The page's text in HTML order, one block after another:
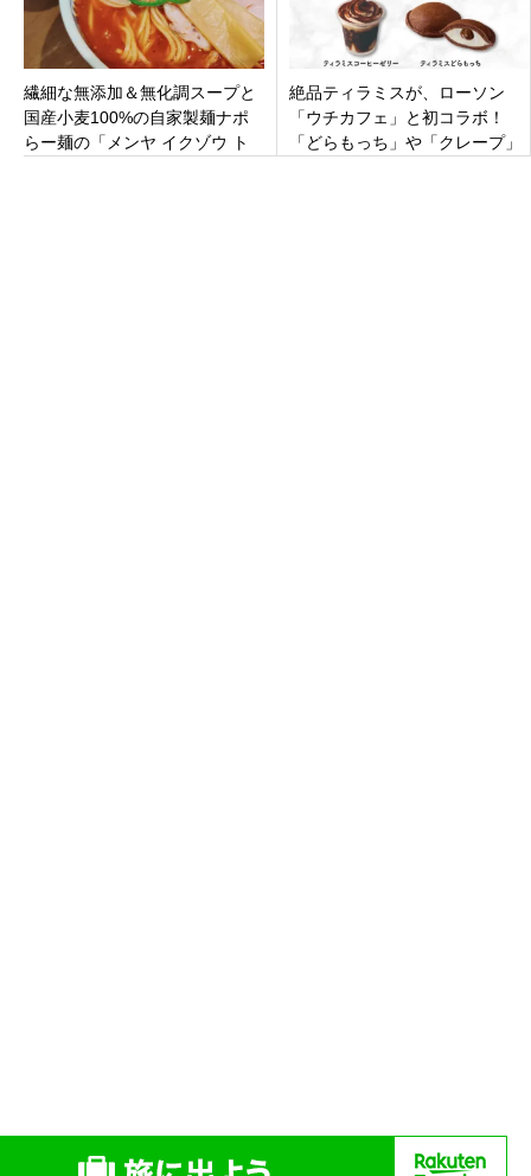
繊細な無添加＆無化調スープと
国産小麦100%の自家製麺ナポ
らー麺の「メンヤ イクゾウ ト
絶品ティラミスが、ローソン
「ウチカフェ」と初コラボ！
「どらもっち」や「クレープ」